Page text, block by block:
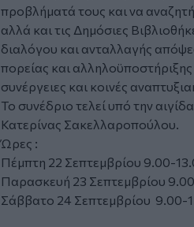
προβλήματά τους και να
αλλά και τις Δημόσιες
διαλόγου και ανταλλαγής
πορείας και
συνέργειες και κοινές
Το συνέδριο τελεί υπό την
Κατερίνας Σακελλαροπούλου.
Ώρες :
Πέμπτη 22 Σεπτεμβρίου 9.00-
Παρασκευή 23 Σεπτεμβρίου
Σάββατο 24 Σεπτεμβρίου 9.00-